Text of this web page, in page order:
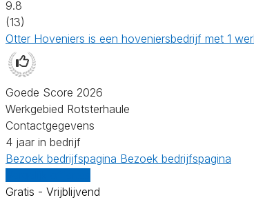
9.8
(13)
Otter Hoveniers is een hoveniersbedrijf met 1
Goede Score 2026
Werkgebied Rotsterhaule
Contactgegevens
4 jaar in bedrijf
Bezoek bedrijfspagina Bezoek bedrijfspagina
Gratis - Vrijblijvend